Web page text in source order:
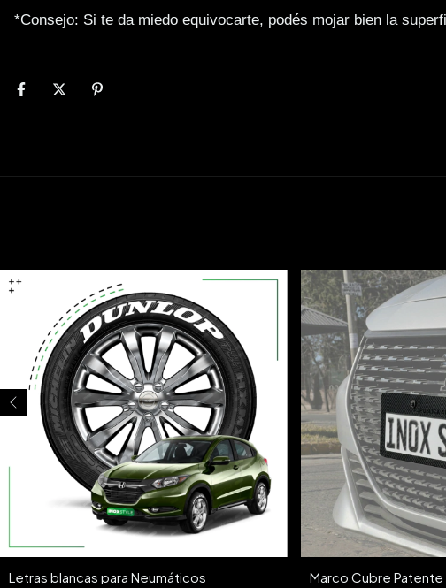
*Consejo: Si te da miedo equivocarte, podés mojar bien la
Letras blancas para Neumáticos
Marco Cubre